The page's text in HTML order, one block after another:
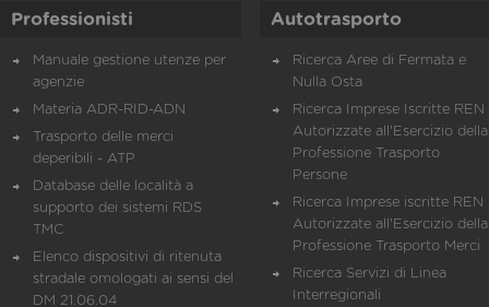
Professionisti
Manuale gestione utenze per
agenzie
Materia ADR-RID-ADN
Trasporto delle merci
deperibili - ATP
Database delle località a
supporto dei sistemi RDS
TMC
Elenco dispositivi di ritenuta
stradale omologati ai sensi del
DM 21.06.04
Autotrasporto
Ricerca Aree di Fermata e
Nulla Osta
Ricerca Imprese Iscritte REN
Autorizzate all'Esercizio della
Professione Trasporto
Persone
Ricerca Imprese iscritte REN
Autorizzate all'Esercizio della
Professione Trasporto Merci
Ricerca Servizi di Linea
Interregionali